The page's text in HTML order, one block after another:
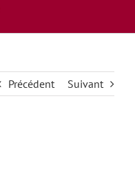
Précédent Suivant